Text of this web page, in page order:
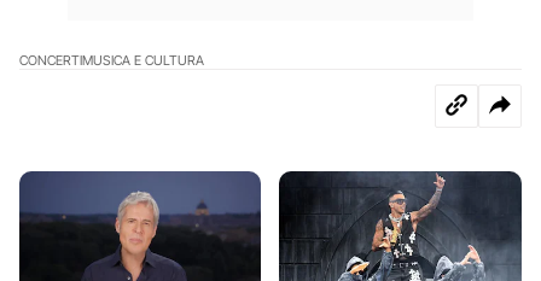
CONCERTIMUSICA E CULTURA